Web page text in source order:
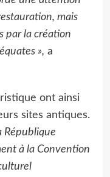
mais
par la création
», a
ont ainsi
sites antiques.
République
à la Convention